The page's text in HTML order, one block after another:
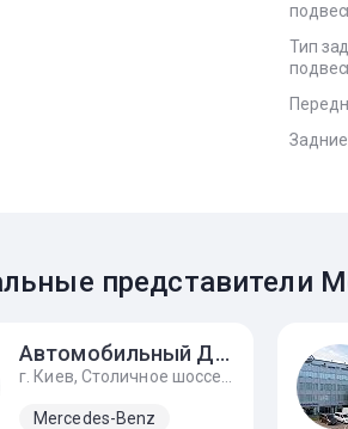
Тип
представители
Автомобильный Дом Украина-Мерседес Бенц
Mercedes-Benz